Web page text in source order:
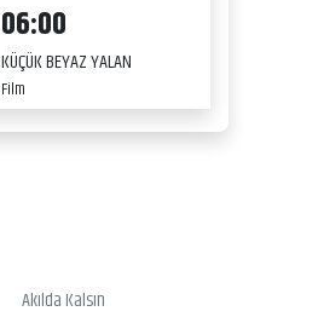
06:00
KÜÇÜK BEYAZ YALAN
Film
Akılda Kalsın